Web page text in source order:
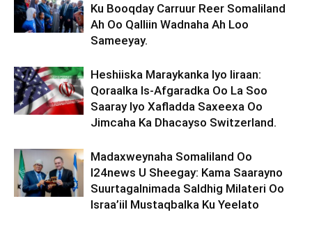
Ku Booqday Carruur Reer Somaliland
Ah Oo Qalliin Wadnaha Ah Loo
Sameeyay.
Heshiiska Maraykanka Iyo Iiraan:
Qoraalka Is-Afgaradka Oo La Soo
Saaray Iyo Xafladda Saxeexa Oo
Jimcaha Ka Dhacayso Switzerland.
Madaxweynaha Somaliland Oo
I24news U Sheegay: Kama Saarayno
Suurtagalnimada Saldhig Milateri Oo
Israa’iil Mustaqbalka Ku Yeelato